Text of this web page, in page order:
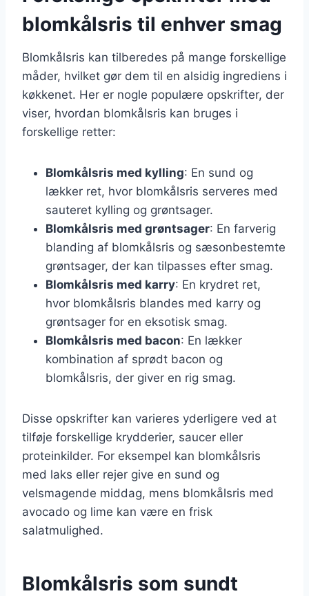
blomkålsris til enhver smag
Blomkålsris kan tilberedes på mange forskellige
måder, hvilket gør dem til en alsidig ingrediens i
køkkenet. Her er nogle populære opskrifter, der
viser, hvordan blomkålsris kan bruges i
forskellige retter:
Blomkålsris med kylling: En sund og
lækker ret, hvor blomkålsris serveres med
sauteret kylling og grøntsager.
Blomkålsris med grøntsager: En farverig
blanding af blomkålsris og sæsonbestemte
grøntsager, der kan tilpasses efter smag.
Blomkålsris med karry: En krydret ret,
hvor blomkålsris blandes med karry og
grøntsager for en eksotisk smag.
Blomkålsris med bacon: En lækker
kombination af sprødt bacon og
blomkålsris, der giver en rig smag.
Disse opskrifter kan varieres yderligere ved at
tilføje forskellige krydderier, saucer eller
proteinkilder. For eksempel kan blomkålsris
med laks eller rejer give en sund og
velsmagende middag, mens blomkålsris med
avocado og lime kan være en frisk
salatmulighed.
Blomkålsris som sundt